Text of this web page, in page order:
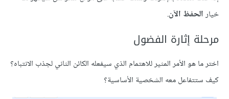
الآن.
إثارة الفضول
الأمر المثير للاهتمام الذي سيفعله الكائن الثاني لجذب الانتباه؟
معه الشخصية الأساسية؟